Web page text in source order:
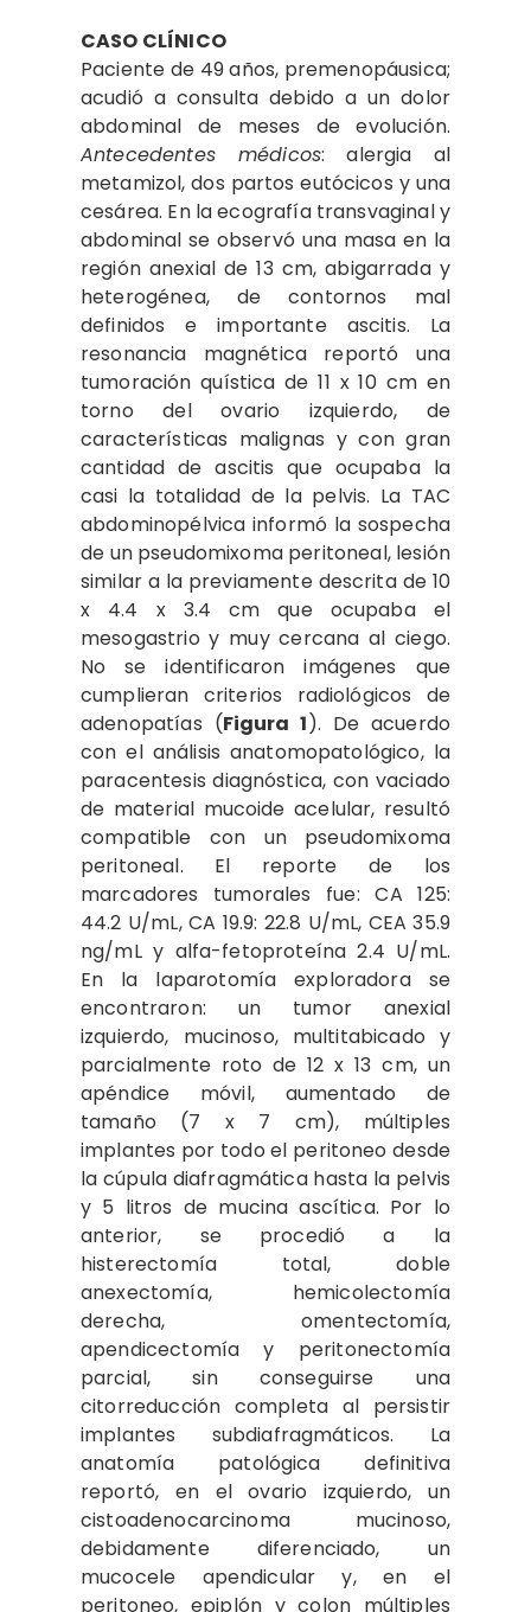
CASO CLÍNICO
Paciente de 49 años, premenopáusica;
acudió a consulta debido a un dolor
abdominal de meses de evolución.
Antecedentes médicos: alergia al
metamizol, dos partos eutócicos y una
cesárea. En la ecografía transvaginal y
abdominal se observó una masa en la
región anexial de 13 cm, abigarrada y
heterogénea, de contornos mal
definidos e importante ascitis. La
resonancia magnética reportó una
tumoración quística de 11 x 10 cm en
torno del ovario izquierdo, de
características malignas y con gran
cantidad de ascitis que ocupaba la
casi la totalidad de la pelvis. La TAC
abdominopélvica informó la sospecha
de un pseudomixoma peritoneal, lesión
similar a la previamente descrita de 10
x 4.4 x 3.4 cm que ocupaba el
mesogastrio y muy cercana al ciego.
No se identificaron imágenes que
cumplieran criterios radiológicos de
adenopatías (Figura 1). De acuerdo
con el análisis anatomopatológico, la
paracentesis diagnóstica, con vaciado
de material mucoide acelular, resultó
compatible con un pseudomixoma
peritoneal. El reporte de los
marcadores tumorales fue: CA 125:
44.2 U/mL, CA 19.9: 22.8 U/mL, CEA 35.9
ng/mL y alfa-fetoproteína 2.4 U/mL.
En la laparotomía exploradora se
encontraron: un tumor anexial
izquierdo, mucinoso, multitabicado y
parcialmente roto de 12 x 13 cm, un
apéndice móvil, aumentado de
tamaño (7 x 7 cm), múltiples
implantes por todo el peritoneo desde
la cúpula diafragmática hasta la pelvis
y 5 litros de mucina ascítica. Por lo
anterior, se procedió a la
histerectomía total, doble
anexectomía, hemicolectomía
derecha, omentectomía,
apendicectomía y peritonectomía
parcial, sin conseguirse una
citorreducción completa al persistir
implantes subdiafragmáticos. La
anatomía patológica definitiva
reportó, en el ovario izquierdo, un
cistoadenocarcinoma mucinoso,
debidamente diferenciado, un
mucocele apendicular y, en el
peritoneo, epiplón y colon múltiples